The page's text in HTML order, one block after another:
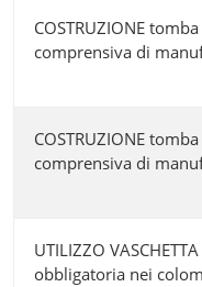
COSTRUZIONE
comprensiva di
COSTRUZIONE
comprensiva di
UTILIZZO
obbligatoria nei